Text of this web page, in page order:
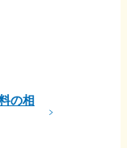
の相